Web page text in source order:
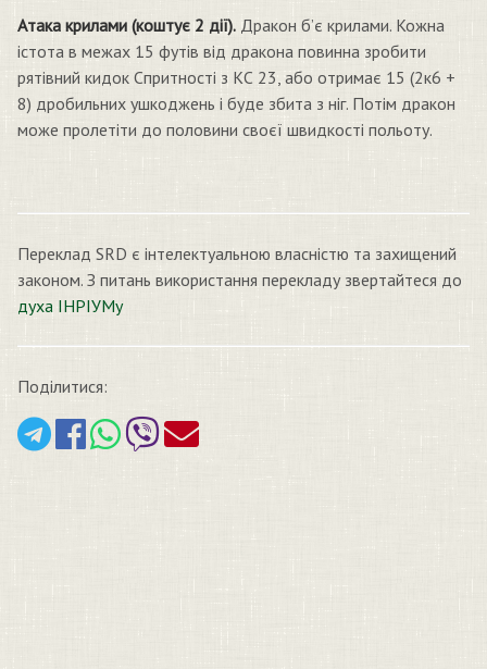
Атака крилами (коштує 2 дії). Дракон б’є крилами. Кожна
істота в межах 15 футів від дракона повинна зробити
рятівний кидок Спритності з КС 23, або отримає 15 (2к6 +
8) дробильних ушкоджень і буде збита з ніг. Потім дракон
може пролетіти до половини своєї швидкості польоту.
Переклад SRD є інтелектуальною власністю та захищений
законом. З питань використання перекладу звертайтеся до
духа ІНРІУМу
Поділитися: